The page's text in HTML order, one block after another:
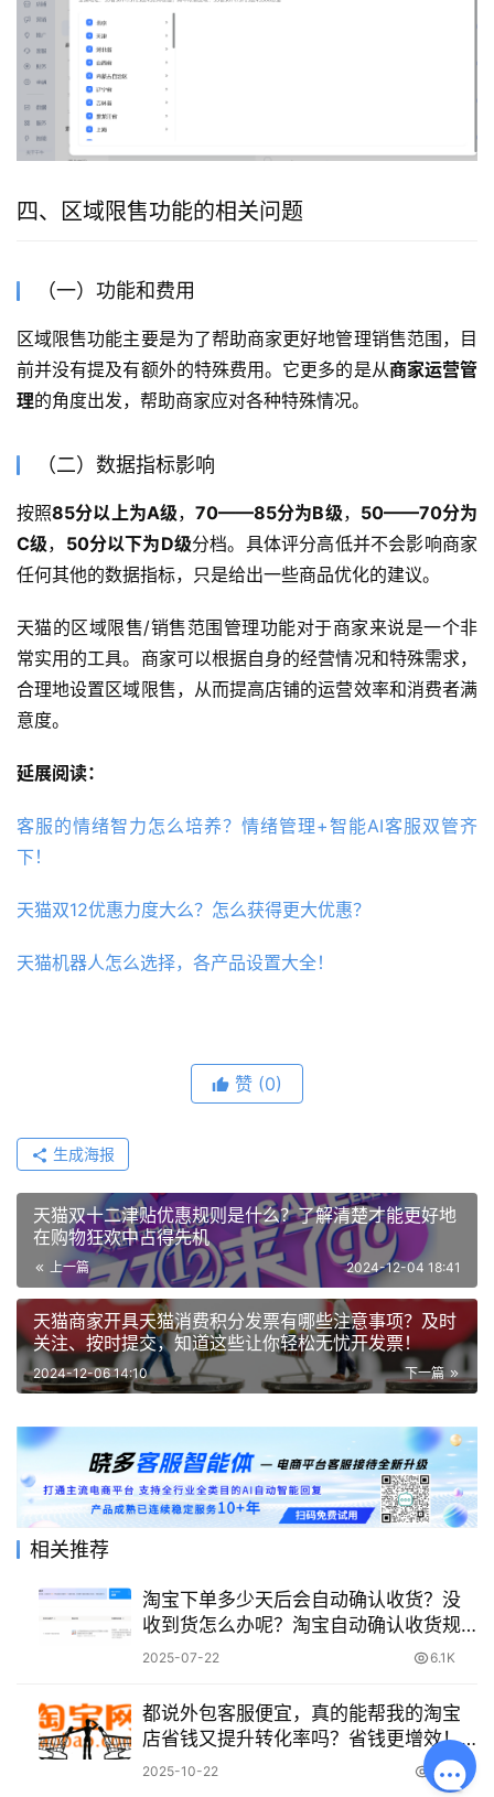
四、区域限售功能的相关问题
（一）功能和费用
区域限售功能主要是为了帮助商家更好地管理销售范围，目
前并没有提及有额外的特殊费用。它更多的是从商家运营管
理的角度出发，帮助商家应对各种特殊情况。
（二）数据指标影响
按照85分以上为A级，70——85分为B级， 50——70分为
C级， 50分以下为D级分档。具体评分高低并不会影响商家
任何其他的数据指标，只是给出一些商品优化的建议。
天猫的区域限售/销售范围管理功能对于商家来说是一个非
常实用的工具。商家可以根据自身的经营情况和特殊需求，
合理地设置区域限售，从而提高店铺的运营效率和消费者满
意度。
延展阅读：
客服的情绪智力怎么培养？情绪管理+智能AI客服双管齐
下！
天猫双12优惠力度大么？怎么获得更大优惠？
天猫机器人怎么选择，各产品设置大全！
赞 (0)
生成海报
天猫双十二津贴优惠规则是什么？了解清楚才能更好地
在购物狂欢中占得先机
上一篇 2024-12-04 18:41
天猫商家开具天猫消费积分发票有哪些注意事项？及时
关注、按时提交，知道这些让你轻松无忧开发票！
下一篇
2024-12-06 14:10
相关推荐
淘宝下单多少天后会自动确认收货？没
收到货怎么办呢？淘宝自动确认收货规
则解析：超时处理与维权指南！
2025-07-22 6.1K
都说外包客服便宜，真的能帮我的淘宝
店省钱又提升转化率吗？省钱更增效！
专业外包让淘宝店降本转化双丰收
2025-10-22 376